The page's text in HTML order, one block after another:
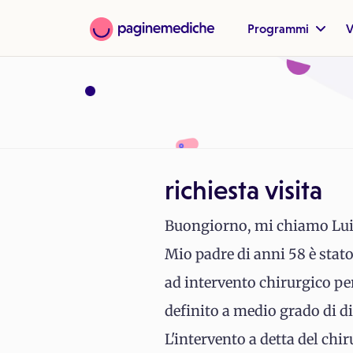
Programmi
richiesta visita
Buongiorno, mi chiamo
Mio padre di anni 58 è
ad intervento chirurgico
definito a medio grado di
L'intervento a detta del